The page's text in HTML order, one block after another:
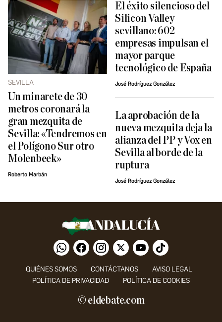
SEVILLA
Un minarete de 30
metros coronará la
gran mezquita de
Sevilla: «Tendremos en
el Polígono Sur otro
Molenbeek»
Roberto Marbán
El éxito silencioso del
Silicon Valley
sevillano: 602
empresas impulsan el
mayor parque
tecnológico de España
José Rodríguez González
La aprobación de la
nueva mezquita deja la
alianza del PP y Vox en
Sevilla al borde de la
ruptura
José Rodríguez González
QUIÉNES SOMOS CONTÁCTANOS
AVISO LEGAL
POLÍTICA DE PRIVACIDAD
POLÍTICA DE COOKIES
© eldebate.com